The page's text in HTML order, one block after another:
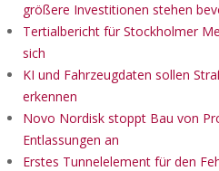
größere Investitionen stehen
Tertialbericht für Stockholmer
sich
KI und Fahrzeugdaten sollen
erkennen
Novo Nordisk stoppt Bau von
Entlassungen an
Erstes Tunnelelement für den